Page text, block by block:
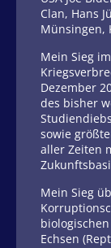
Clan, Hans
Münsingen,
Mein Sieg
Dezember
des bisher
sowie
aller Zeiten
Mein Sieg
biologischen
Echsen